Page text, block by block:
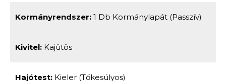
Kormányrendszer: 1 Db Kormánylapát (passzív)
Kivitel: Kajütös
Hajótest: Kieler (tőkesúlyos)